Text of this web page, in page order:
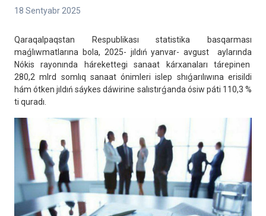
18 Sentyabr 2025
Qaraqalpaqstan Respublikası statistika basqarması
maǵlıwmatlarına bola, 2025- jıldıń yanvar- avgust aylarında
Nókis rayonında hárekettegi sanaat kárxanaları tárepinen
280,2 mlrd somlıq sanaat ónimleri islep shıǵarılıwına erisildi
hám ótken jıldıń sáykes dáwirine salıstırǵanda ósiw páti 110,3 %
ti quradı.